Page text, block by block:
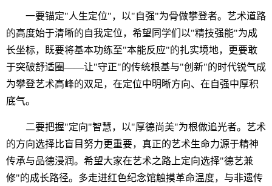
一要锚定"人生定位"，以"自强"为骨做攀登者。艺术道路
的高度始于清晰的自我定位，希望同学们以"精技强能"为成
长坐标，既要将基本功练至"本能反应"的扎实境地，更要敢
于突破舒适圈——让"守正"的传统根基与"创新"的时代锐气成
为攀登艺术高峰的双足，在定位中明晰方向、在自强中厚积
底气。
二要把握"定向"智慧，以"厚德尚美"为根做追光者。艺术
的方向选择比盲目努力更重要，真正的艺术生命力源于精神
传承与品德浸润。希望大家在艺术之路上定向选择"德艺兼
修"的成长路径。多走进红色纪念馆触摸革命温度，与非遗传